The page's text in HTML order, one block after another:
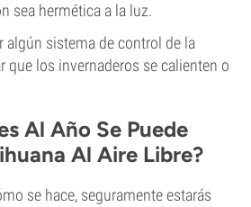
sea hermética a la luz.
algún sistema de control de la
que los invernaderos se calienten o
Al Año Se Puede
Al Aire Libre?
se hace, seguramente estarás